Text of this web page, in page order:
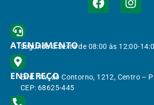
ATENDIMENTO
Segunda à Sexta de 08:00 às 12:00-
ENDEREÇO
End.: Av. do Contorno, 1212, Centro –
CEP: 68625-445